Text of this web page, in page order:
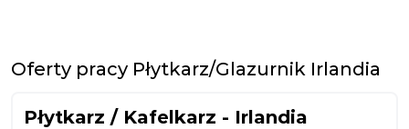
Oferty pracy Płytkarz/Glazurnik Irlandia
Płytkarz / Kafelkarz - Irlandia